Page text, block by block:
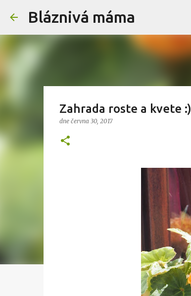
Bláznivá máma
Zahrada roste a kvete :)
dne června 30, 2017